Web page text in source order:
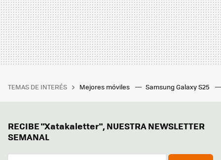
TEMAS DE INTERÉS Mejores móviles Samsung Galaxy S25
RECIBE "Xatakaletter", NUESTRA NEWSLETTER
SEMANAL